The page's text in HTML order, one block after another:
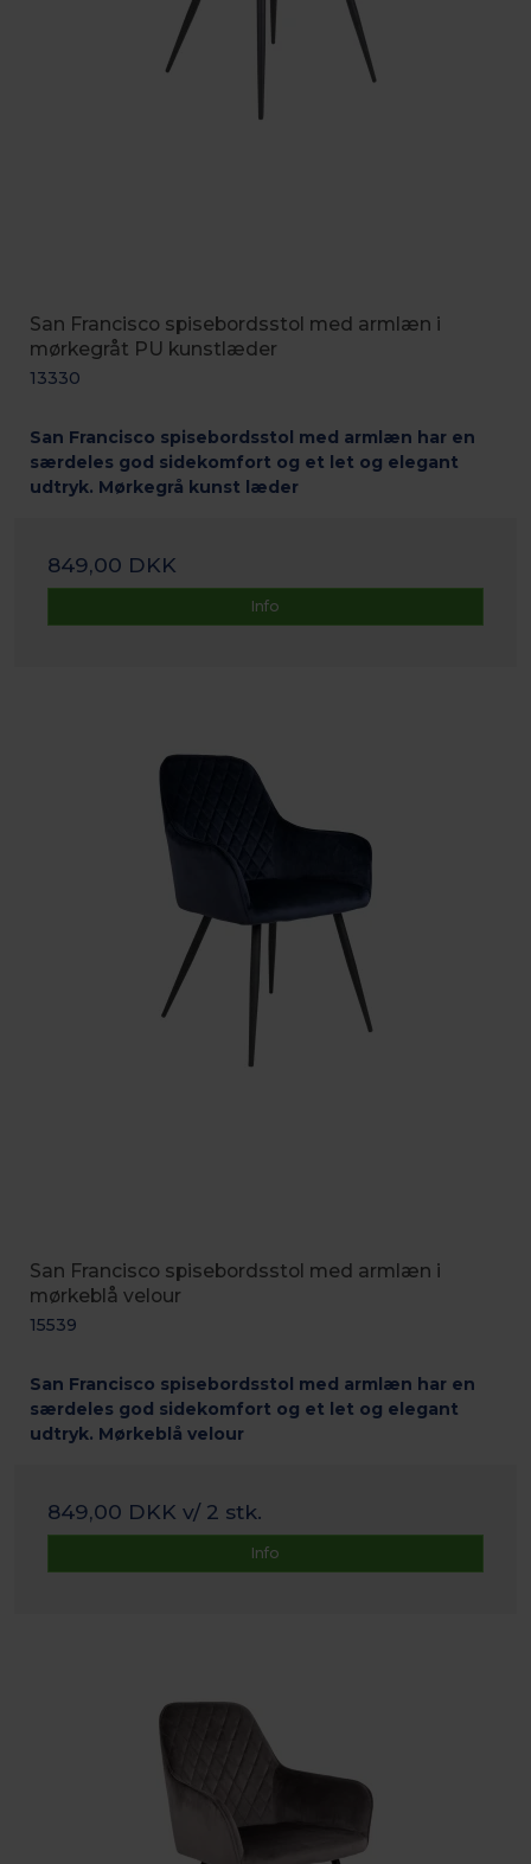
San Francisco spisebordsstol med armlæn i
mørkegråt PU kunstlæder
13330
San Francisco spisebordsstol med armlæn har en
særdeles god sidekomfort og et let og elegant
udtryk. Mørkegrå kunst læder
849,00 DKK
Info
San Francisco spisebordsstol med armlæn i
mørkeblå velour
15539
San Francisco spisebordsstol med armlæn har en
særdeles god sidekomfort og et let og elegant
udtryk. Mørkeblå velour
849,00 DKK v/ 2 stk.
Info